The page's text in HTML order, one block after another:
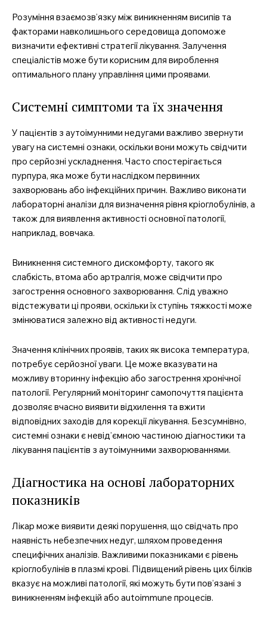
Розуміння взаємозв’язку між виникненням висипів та
факторами навколишнього середовища допоможе
визначити ефективні стратегії лікування. Залучення
спеціалістів може бути корисним для вироблення
оптимального плану управління цими проявами.
Системні симптоми та їх значення
У пацієнтів з аутоімунними недугами важливо звернути
увагу на системні ознаки, оскільки вони можуть свідчити
про серйозні ускладнення. Часто спостерігається
пурпура, яка може бути наслідком первинних
захворювань або інфекційних причин. Важливо виконати
лабораторні аналізи для визначення рівня кріоглобулінів, а
також для виявлення активності основної патології,
наприклад, вовчака.
Виникнення системного дискомфорту, такого як
слабкість, втома або артралгія, може свідчити про
загострення основного захворювання. Слід уважно
відстежувати ці прояви, оскільки їх ступінь тяжкості може
змінюватися залежно від активності недуги.
Значення клінічних проявів, таких як висока температура,
потребує серйозної уваги. Це може вказувати на
можливу вторинну інфекцію або загострення хронічної
патології. Регулярний моніторинг самопочуття пацієнта
дозволяє вчасно виявити відхилення та вжити
відповідних заходів для корекції лікування. Безсумнівно,
системні ознаки є невід’ємною частиною діагностики та
лікування пацієнтів з аутоімунними захворюваннями.
Діагностика на основі лабораторних
показників
Лікар може виявити деякі порушення, що свідчать про
наявність небезпечних недуг, шляхом проведення
специфічних аналізів. Важливими показниками є рівень
кріоглобулінів в плазмі крові. Підвищений рівень цих білків
вказує на можливі патології, які можуть бути пов’язані з
виникненням інфекцій або autoimmune процесів.